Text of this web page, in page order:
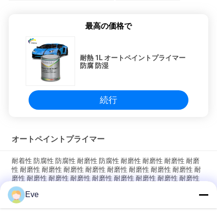
最高の価格で
耐熱 1L オートペイントプライマー
防腐 防湿
続行
オートペイントプライマー
耐着性 防腐性 防腐性 耐磨性 防腐性 耐磨性 耐磨性 耐磨性 耐磨
性 耐磨性 耐磨性 耐磨性 耐磨性 耐磨性 耐磨性 耐磨性 耐磨性 耐
磨性 耐磨性 耐磨性 耐磨性 耐磨性 耐磨性 耐磨性 耐磨性 耐磨性
耐磨性 耐磨性 耐磨性
耐熱 1L オートペイントプライマー 防腐 防湿
Eve